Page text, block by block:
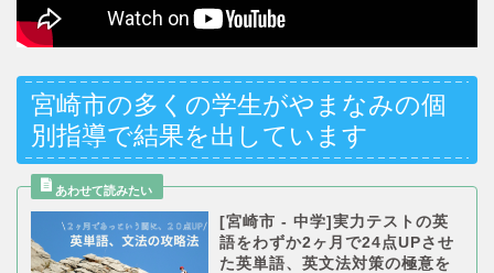
宮崎市の多くの学生がやまなみの個
別指導で結果を出しています
[宮崎市 - 中学]実力テストの英
語をわずか2ヶ月で24点UPさせ
た英単語、英文法対策の極意を